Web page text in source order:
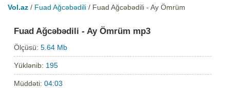
Vol.az / Fuad Ağcəbədili / Fuad Ağcəbədili - Ay Ömrüm
Fuad Ağcəbədili - Ay Ömrüm mp3
Ölçüsü:5.64 Mb
Yüklənib: 195
Müddəti:04:03